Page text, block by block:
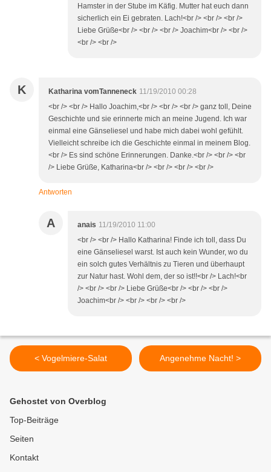
Hamster in der Stube im Käfig. Mutter hat euch dann
sicherlich ein Ei gebraten. Lach!<br /> <br /> <br />
Liebe Grüße<br /> <br /> <br /> Joachim<br /> <br />
<br /> <br />
K Katharina vomTanneneck 11/19/2010 00:28
<br /> <br /> Hallo Joachim,<br /> <br /> <br /> ganz toll, Deine
Geschichte und sie erinnerte mich an meine Jugend. Ich war
einmal eine Gänseliesel und habe mich dabei wohl gefühlt.
Vielleicht schreibe ich die Geschichte einmal in meinem Blog.
<br /> Es sind schöne Erinnerungen. Danke.<br /> <br /> <br
/> Liebe Grüße, Katharina<br /> <br /> <br /> <br />
Antworten
A anais 11/19/2010 11:00
<br /> <br /> Hallo Katharina! Finde ich toll, dass Du
eine Gänseliesel warst. Ist auch kein Wunder, wo du
ein solch gutes Verhältnis zu Tieren und überhaupt
zur Natur hast. Wohl dem, der so ist!!<br /> Lach!<br
/> <br /> <br /> Liebe Grüße<br /> <br /> <br />
Joachim<br /> <br /> <br /> <br />
< Vogelmiere-Salat Angenehme Nacht! >
Gehostet von Overblog
Top-Beiträge
Seiten
Kontakt